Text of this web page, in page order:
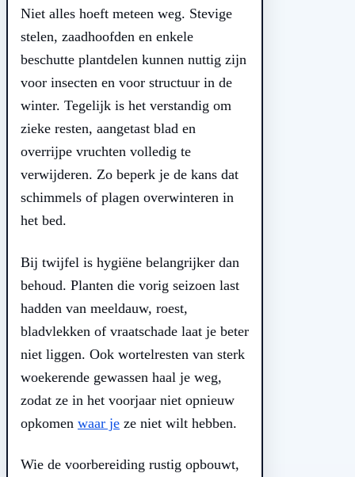
Niet alles hoeft meteen weg. Stevige
stelen, zaadhoofden en enkele
beschutte plantdelen kunnen nuttig zijn
voor insecten en voor structuur in de
winter. Tegelijk is het verstandig om
zieke resten, aangetast blad en
overrijpe vruchten volledig te
verwijderen. Zo beperk je de kans dat
schimmels of plagen overwinteren in
het bed.
Bij twijfel is hygiëne belangrijker dan
behoud. Planten die vorig seizoen last
hadden van meeldauw, roest,
bladvlekken of vraatschade laat je beter
niet liggen. Ook wortelresten van sterk
woekerende gewassen haal je weg,
zodat ze in het voorjaar niet opnieuw
opkomen waar je ze niet wilt hebben.
Wie de voorbereiding rustig opbouwt,